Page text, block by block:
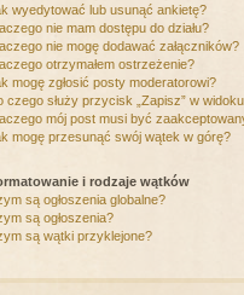
wyedytować lub usunąć ankietę?
nie mam dostępu do działu?
nie mogę dodawać załączników?
otrzymałem ostrzeżenie?
mogę zgłosić posty moderatorowi?
czego służy przycisk „Zapisz” w
mój post musi być
mogę przesunąć swój wątek w górę?
i rodzaje wątków
są ogłoszenia globalne?
są ogłoszenia?
są wątki przyklejone?